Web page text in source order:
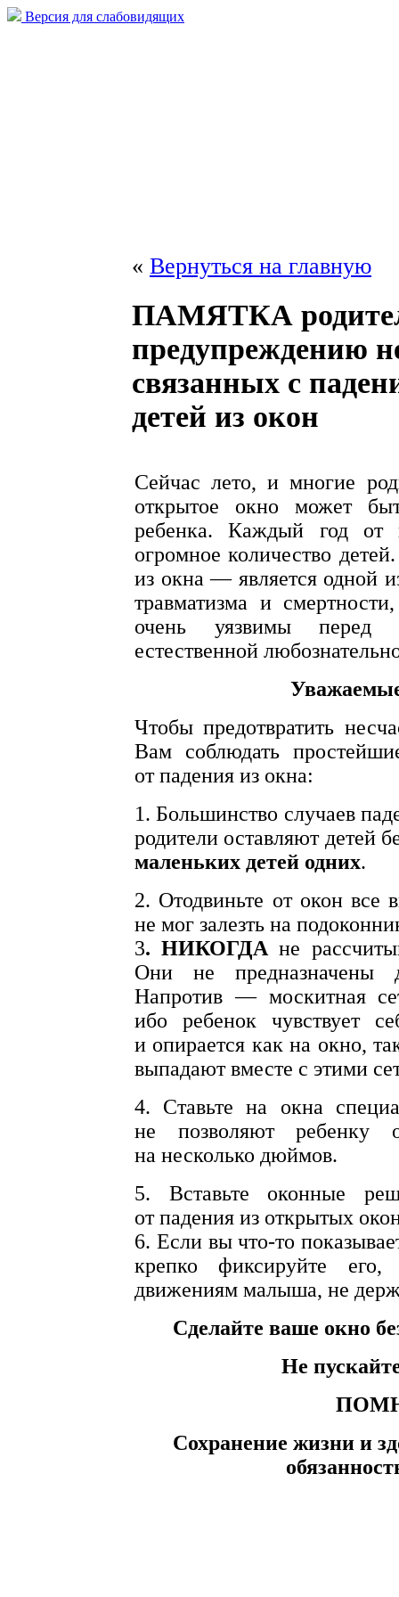
Версия для слабовидящих
« Вернуться на главную
ПАМЯТКА
предупреждению
связанных с
детей из окон
Сейчас лето, и многие
открытое окно может
ребенка. Каждый год от
огромное количество
из окна — является одной
травматизма и
очень уязвимы перед
естественной
Чтобы предотвратить
Вам соблюдать
от падения из окна:
1. Большинство случаев
родители оставляют детей
маленьких детей одних.
2. Отодвиньте от окон все
не мог залезть на
3. НИКОГДА не
Они не предназначены
Напротив — москитная
ибо ребенок чувствует
и опирается как на окно,
выпадают вместе с этими
4. Ставьте на окна
не позволяют ребенку
на несколько дюймов.
5. Вставьте оконные
от падения из открытых
6. Если вы что-то
крепко фиксируйте
движениям малыша, не
Сделайте ваше окно
Не
Сохранение жизни и